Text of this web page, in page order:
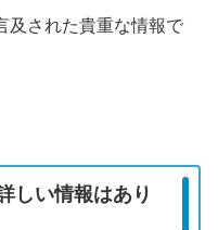
及された貴重な情報で
しい情報はあり